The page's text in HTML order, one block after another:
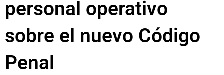
personal operativo
sobre el nuevo Código
Penal